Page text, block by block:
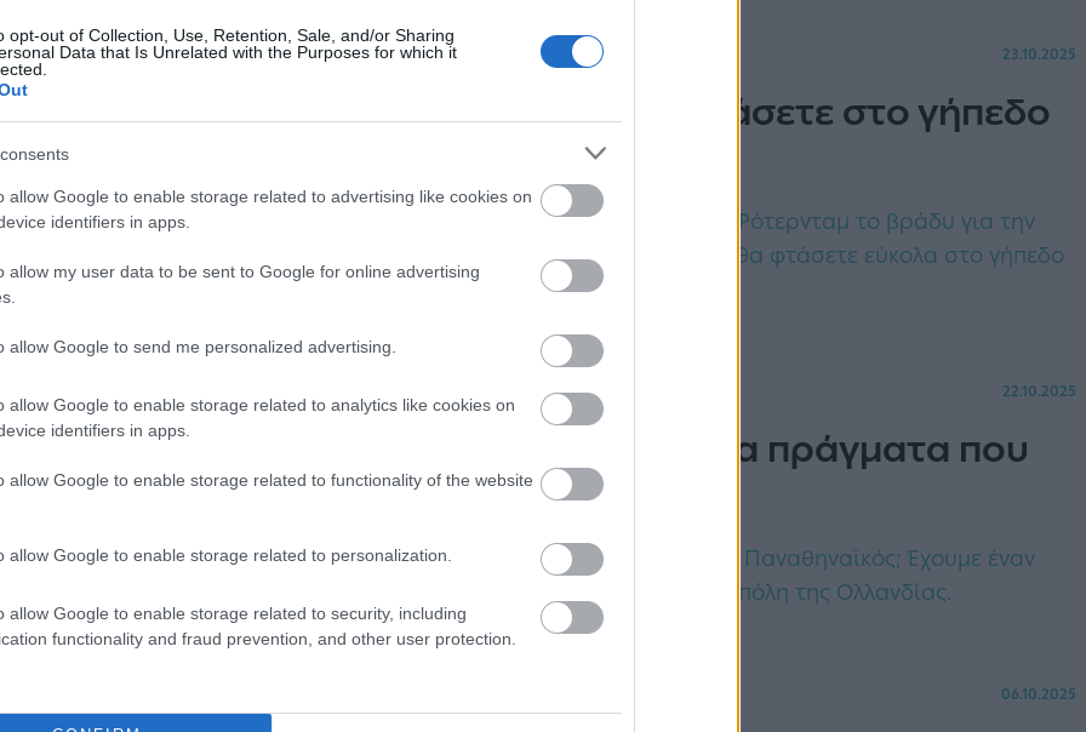
opt-out of Collection, Use, Retention, Sale, and/or Sharing
Data that Is Unrelated with the Purposes for which it
allow Google to enable storage related to advertising like cookies on
identifiers in apps.
allow my user data to be sent to Google for online advertising
allow Google to send me personalized advertising.
allow Google to enable storage related to analytics like cookies on
identifiers in apps.
allow Google to enable storage related to functionality of the website
allow Google to enable storage related to personalization.
allow Google to enable storage related to security, including
functionality and fraud prevention, and other user protection.
SPORTS TOURISM 23.10.2025
Φέγενορντ - Παναθηναϊκός: Πώς θα φτάσετε στο γήπεδο
De Kuip
Ο αγώνας Φέγενορντ - Παναθηναϊκός θα διεξαχθεί στο De Kuip του Ρότερνταμ το βράδυ για την
τρίτη αγωνιστική της League Phase του Europa League. Δείτε πώς θα φτάσετε εύκολα στο γήπεδο
με όλα τα μέσα μεταφοράς.
22.10.2025
Φέγενορντ - Παναθηναϊκός: Τα καλύτερα πράγματα που
μπορείτε να κάνετε στο Ρότερνταμ
Σκοπεύετε να ταξιδέψετε στο Ρότερνταμ για τον αγώνα Φέγενορντ - Παναθηναϊκός; Έχουμε έναν
μικρό οδηγό με όσα δεν πρέπει να χάσετε στη δεύτερη μεγαλύτερη πόλη της Ολλανδίας.
06.10.2025